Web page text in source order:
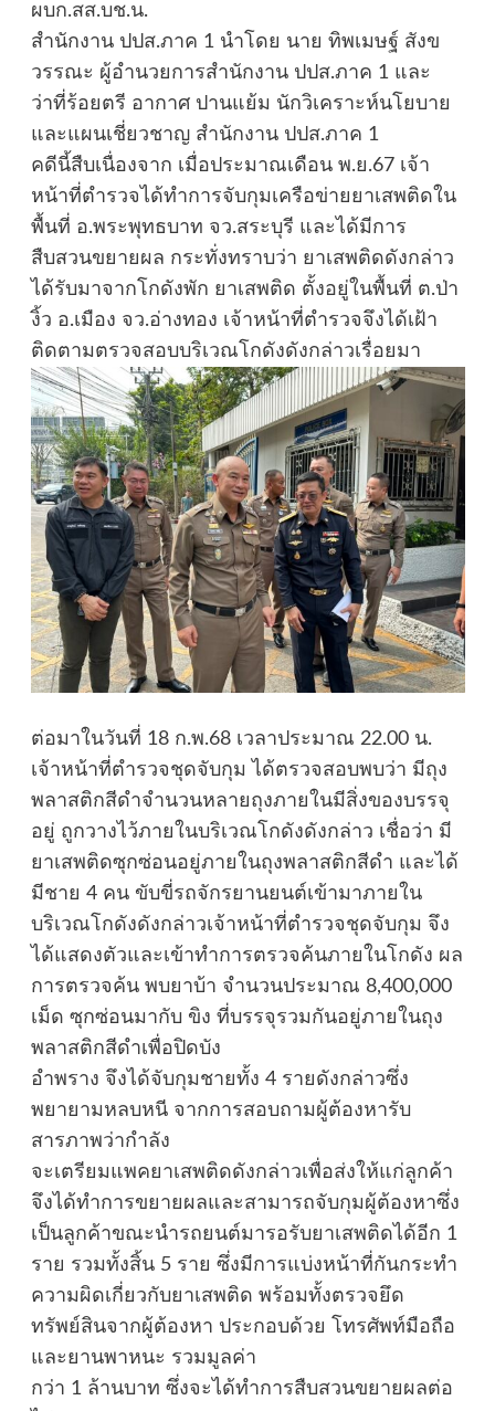
ผบก.สส.บช.น.
สำนักงาน ปปส.ภาค 1 นำโดย นาย ทิพเมษฐ์ สังข
วรรณะ ผู้อำนวยการสำนักงาน ปปส.ภาค 1 และ
ว่าที่ร้อยตรี อากาศ ปานแย้ม นักวิเคราะห์นโยบาย
และแผนเชี่ยวชาญ สำนักงาน ปปส.ภาค 1
คดีนี้สืบเนื่องจาก เมื่อประมาณเดือน พ.ย.67 เจ้า
หน้าที่ตำรวจได้ทำการจับกุมเครือข่ายยาเสพติดใน
พื้นที่ อ.พระพุทธบาท จว.สระบุรี และได้มีการ
สืบสวนขยายผล กระทั่งทราบว่า ยาเสพติดดังกล่าว
ได้รับมาจากโกดังพัก ยาเสพติด ตั้งอยู่ในพื้นที่ ต.ป่า
งิ้ว อ.เมือง จว.อ่างทอง เจ้าหน้าที่ตำรวจจึงได้เฝ้า
ติดตามตรวจสอบบริเวณโกดังดังกล่าวเรื่อยมา
ต่อมาในวันที่ 18 ก.พ.68 เวลาประมาณ 22.00 น.
เจ้าหน้าที่ตำรวจชุดจับกุม ได้ตรวจสอบพบว่า มีถุง
พลาสติกสีดำจำนวนหลายถุงภายในมีสิ่งของบรรจุ
อยู่ ถูกวางไว้ภายในบริเวณโกดังดังกล่าว เชื่อว่า มี
ยาเสพติดซุกซ่อนอยู่ภายในถุงพลาสติกสีดำ และได้
มีชาย 4 คน ขับขี่รถจักรยานยนต์เข้ามาภายใน
บริเวณโกดังดังกล่าวเจ้าหน้าที่ตำรวจชุดจับกุม จึง
ได้แสดงตัวและเข้าทำการตรวจค้นภายในโกดัง ผล
การตรวจค้น พบยาบ้า จำนวนประมาณ 8,400,000
เม็ด ซุกซ่อนมากับ ขิง ที่บรรจุรวมกันอยู่ภายในถุง
พลาสติกสีดำเพื่อปิดบัง
อำพราง จึงได้จับกุมชายทั้ง 4 รายดังกล่าวซึ่ง
พยายามหลบหนี จากการสอบถามผู้ต้องหารับ
สารภาพว่ากำลัง
จะเตรียมแพคยาเสพติดดังกล่าวเพื่อส่งให้แก่ลูกค้า
จึงได้ทำการขยายผลและสามารถจับกุมผู้ต้องหาซึ่ง
เป็นลูกค้าขณะนำรถยนต์มารอรับยาเสพติดได้อีก 1
ราย รวมทั้งสิ้น 5 ราย ซึ่งมีการแบ่งหน้าที่กันกระทำ
ความผิดเกี่ยวกับยาเสพติด พร้อมทั้งตรวจยึด
ทรัพย์สินจากผู้ต้องหา ประกอบด้วย โทรศัพท์มือถือ
และยานพาหนะ รวมมูลค่า
กว่า 1 ล้านบาท ซึ่งจะได้ทำการสืบสวนขยายผลต่อ